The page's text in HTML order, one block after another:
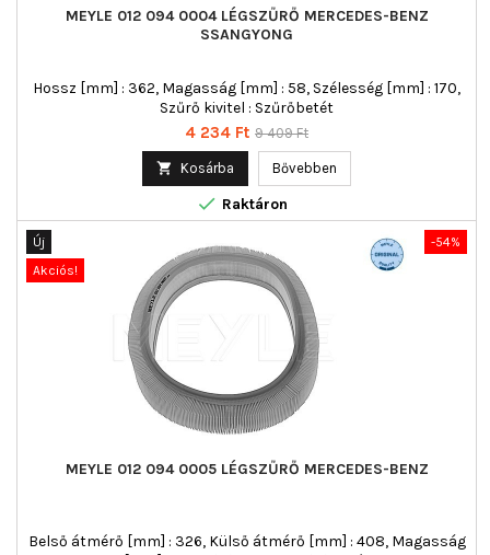
MEYLE 012 094 0004 LÉGSZŰRŐ MERCEDES-BENZ
SSANGYONG
Hossz [mm] : 362, Magasság [mm] : 58, Szélesség [mm] : 170,
Szűrő kivitel : Szűrőbetét
Ár
4 234 Ft Normál
9 409 Ft
 Kosárba Bővebben
 Raktáron
-54%
Új
Akciós!
MEYLE 012 094 0005 LÉGSZŰRŐ MERCEDES-BENZ
Belső átmérő [mm] : 326, Külső átmérő [mm] : 408, Magasság